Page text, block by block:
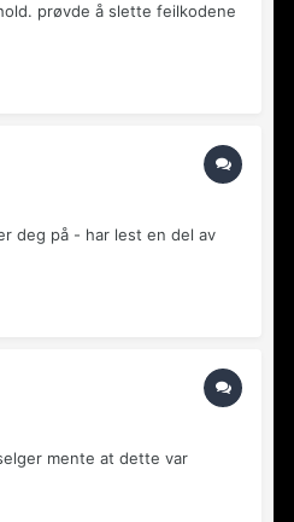
prøvde å slette feilkodene
deg på - har lest en del av
mente at dette var